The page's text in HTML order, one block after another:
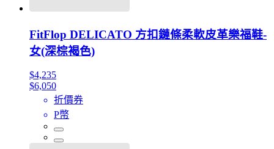
FitFlop DELICATO 方扣鏈條柔軟皮革樂福鞋-
女(深棕褐色)
$4,235
$6,050
折價券
P幣